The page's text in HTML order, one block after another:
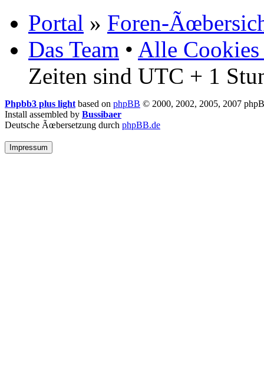
Portal » Foren-
Das Team • Alle Cookies
Zeiten sind UTC + 1
Phpbb3 plus lightbased on phpBB © 2000, 2002, 2005, 2007
Install assembled by Bussibaer
Deutsche Ãœbersetzung durch phpBB.de